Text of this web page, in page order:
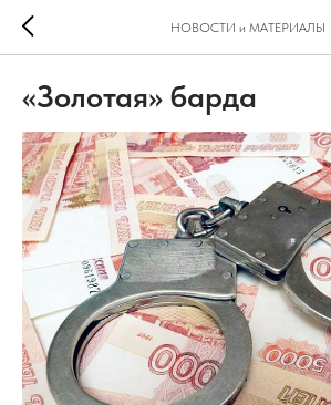
НОВОСТИ и МАТЕРИАЛЫ
«Золотая» барда